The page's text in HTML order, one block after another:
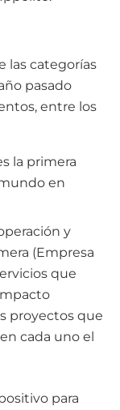
las categorías
pasado
entre los
la primera
en
y
(Empresa
que
proyectos que
cada uno el
para